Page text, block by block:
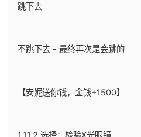
跳下去
不跳下去 - 最终再次是会跳的
【安妮送你钱，金钱+1500】